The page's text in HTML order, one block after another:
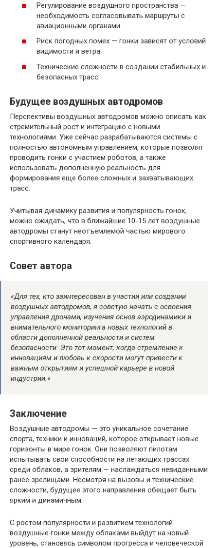
Регулирование воздушного пространства —
необходимость согласовывать маршруты с
авиационными органами.
Риск погодных помех — гонки зависят от условий
видимости и ветра.
Технические сложности в создании стабильных и
безопасных трасс.
Будущее воздушных автодромов
Перспективы воздушных автодромов можно описать как
стремительный рост и интеграцию с новыми
технологиями. Уже сейчас разрабатываются системы с
полностью автономным управлением, которые позволят
проводить гонки с участием роботов, а также
использовать дополненную реальность для
формирования еще более сложных и захватывающих
трасс.
Учитывая динамику развития и популярность гонок,
можно ожидать, что в ближайшие 10-15 лет воздушные
автодромы станут неотъемлемой частью мирового
спортивного календаря.
Совет автора
«Для тех, кто заинтересован в участии или создании
воздушных автодромов, я советую начать с освоения
управления дронами, изучения основ аэродинамики и
внимательного мониторинга новых технологий в
области дополненной реальности и систем
безопасности. Это тот момент, когда стремление к
инновациям и любовь к скорости могут привести к
важным открытиям и успешной карьере в новой
индустрии.»
Заключение
Воздушные автодромы — это уникальное сочетание
спорта, техники и инноваций, которое открывает новые
горизонты в мире гонок. Они позволяют пилотам
испытывать свои способности на летающих трассах
среди облаков, а зрителям — наслаждаться невиданными
ранее зрелищами. Несмотря на вызовы и технические
сложности, будущее этого направления обещает быть
ярким и динамичным.
С ростом популярности и развитием технологий
воздушные гонки между облаками выйдут на новый
уровень, становясь символом прогресса и человеческой